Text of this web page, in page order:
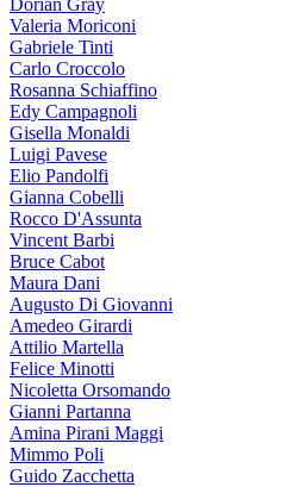
Valeria Moriconi
Gabriele Tinti
Carlo Croccolo
Rosanna Schiaffino
Edy Campagnoli
Gisella Monaldi
Luigi Pavese
Elio Pandolfi
Gianna Cobelli
Rocco D'Assunta
Vincent Barbi
Bruce Cabot
Maura Dani
Augusto Di Giovanni
Amedeo Girardi
Attilio Martella
Felice Minotti
Nicoletta Orsomando
Gianni Partanna
Amina Pirani Maggi
Mimmo Poli
Guido Zacchetta